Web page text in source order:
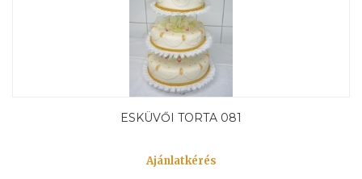
ESKÜVŐI TORTA 081
Ajánlatkérés